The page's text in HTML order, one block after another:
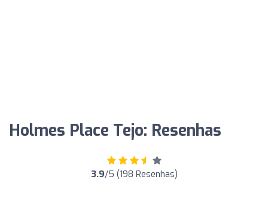
Holmes Place Tejo: Resenhas
3.9/5 (198 Resenhas)